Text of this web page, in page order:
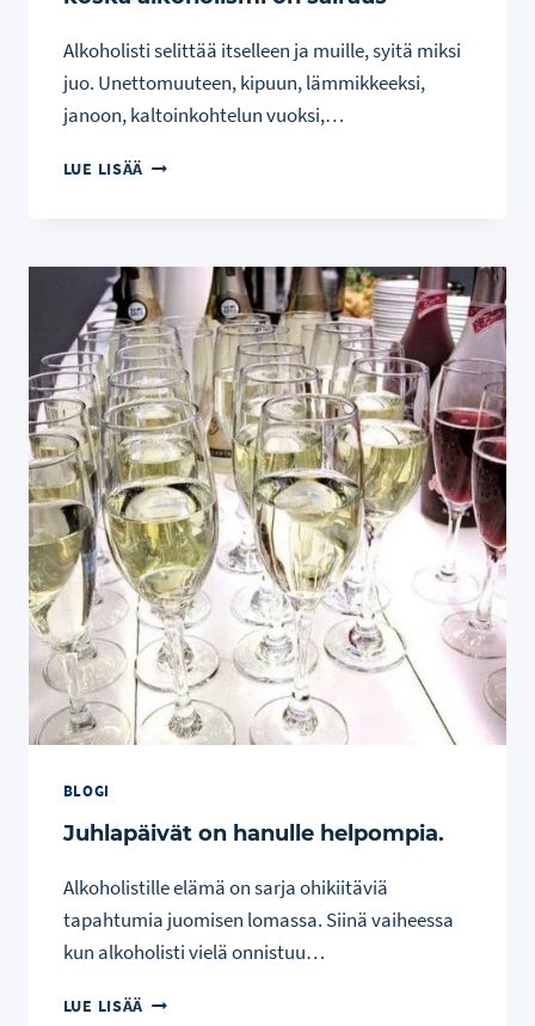
Alkoholisti selittää itselleen ja muille, syitä miksi
juo. Unettomuuteen, kipuun, lämmikkeeksi,
janoon, kaltoinkohtelun vuoksi,…
LUE LISÄÄ ALKOHOLISTIN
KOSKA
ALKOHOLISMI
ON
SAIRAUS
BLOGI
Juhlapäivät on hanulle helpompia.
Alkoholistille elämä on sarja ohikiitäviä
tapahtumia juomisen lomassa. Siinä vaiheessa
kun alkoholisti vielä onnistuu…
LUE LISÄÄ JUHLAPÄIVÄT